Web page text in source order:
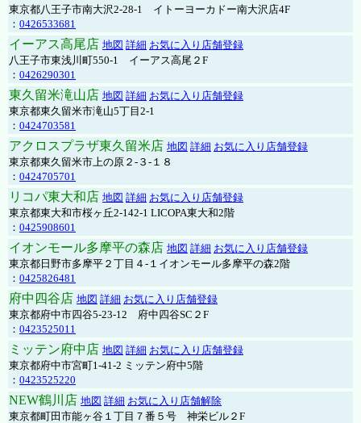
東京都八王子市南大沢2-28-1 イトーヨーカドー南大沢店4F
： 0426533681
イーアス高尾店 地図 詳細 お気に入り店舗登録
八王子市東浅川町550-1 イーアス高尾２F
： 0426290301
東久留米滝山店 地図 詳細 お気に入り店舗登録
東京都東久留米市滝山5丁目2-1
： 0424703581
アクロスプラザ東久留米店 地図 詳細 お気に入り店舗登録
東京都東久留米市上の原２-３-１８
： 0424705701
リコパ東大和店 地図 詳細 お気に入り店舗登録
東京都東大和市桜ヶ丘2-142-1 LICOPA東大和2階
： 0425908601
イオンモール多摩平の森店 地図 詳細 お気に入り店舗登録
東京都日野市多摩平２丁目４-１イオンモール多摩平の森2階
： 0425826481
府中四谷店 地図 詳細 お気に入り店舗登録
東京都府中市四谷5-23-12 府中四谷SC２F
： 0423525011
ミッテン府中店 地図 詳細 お気に入り店舗登録
東京都府中市宮町1-41-2 ミッテン府中5階
： 0423525220
NEW鶴川店 地図 詳細 お気に入り店舗解除
東京都町田市能ヶ谷１丁目７番５号 神栄ビル２F